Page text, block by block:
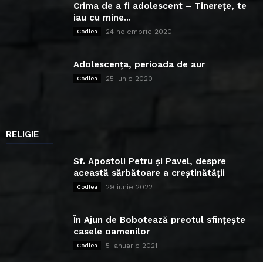
Crima de a fi adolescent – Tinerețe, te
iau cu mine...
Codlea 24 noiembrie 2020
Adolescența, perioada de aur
Codlea 25 iunie 2020
RELIGIE
Sf. Apostoli Petru și Pavel, despre
această sărbătoare a creștinătății
Codlea 29 iunie 2022
În Ajun de Bobotează preotul sfințește
casele oamenilor
Codlea 5 ianuarie 2021